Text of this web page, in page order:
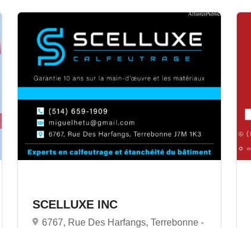
SCELLUXE INC
6767, Rue Des Harfangs, Terrebonne -